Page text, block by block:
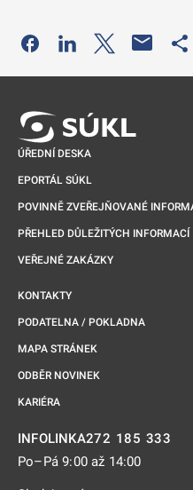
Odkaz se otevře na
Odkaz se otevře
Odkaz se
ÚŘEDNÍ DESKA
EPORTÁL SÚKL
POVINNĚ ZVEŘEJŇOVANÉ
PŘEHLED DŮLEŽITÝCH INFORMACÍ
VEŘEJNÉ ZAKÁZKY
KONTAKTY
PODATELNA / POKLADNA
MAPA STRÁNEK
ODBĚR NOVINEK
KARIÉRA
INFOLINKA272 185 333
Po–Pá 9:00 až 14:00